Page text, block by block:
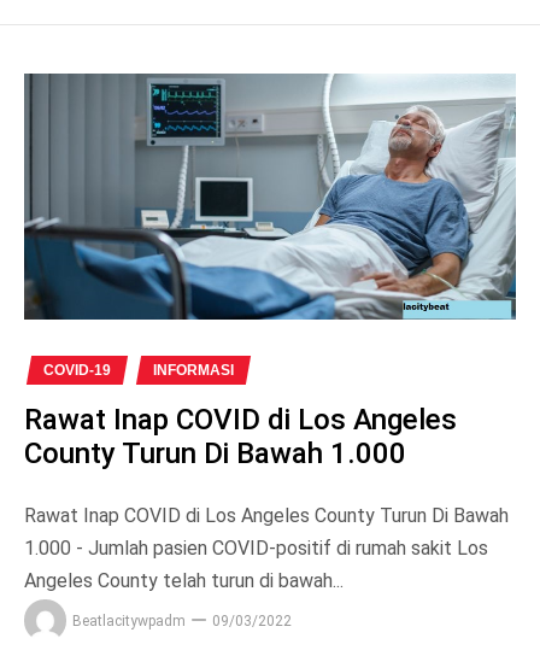
COVID-19 INFORMASI
Rawat Inap COVID di Los Angeles
County Turun Di Bawah 1.000
Rawat Inap COVID di Los Angeles County Turun Di Bawah
1.000 - Jumlah pasien COVID-positif di rumah sakit Los
Angeles County telah turun di bawah...
Beatlacitywpadm 09/03/2022